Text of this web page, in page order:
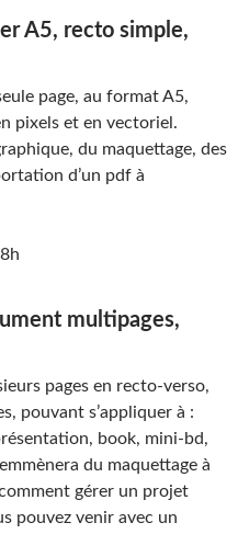
A5, recto simple,
page, au format A5,
pixels et en vectoriel.
du maquettage, des
d’un pdf à
multipages,
pages en recto-verso,
pouvant s’appliquer à :
book, mini-bd,
du maquettage à
gérer un projet
pouvez venir avec un